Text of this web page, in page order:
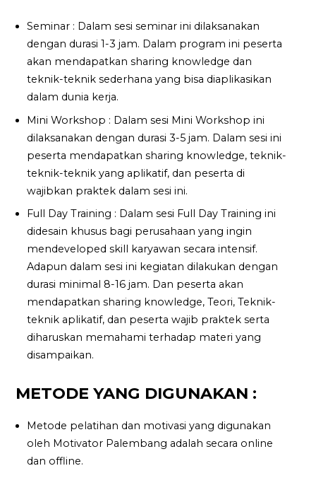
Seminar : Dalam sesi seminar ini dilaksanakan
dengan durasi 1-3 jam. Dalam program ini peserta
akan mendapatkan sharing knowledge dan
teknik-teknik sederhana yang bisa diaplikasikan
dalam dunia kerja.
Mini Workshop : Dalam sesi Mini Workshop ini
dilaksanakan dengan durasi 3-5 jam. Dalam sesi ini
peserta mendapatkan sharing knowledge, teknik-
teknik-teknik yang aplikatif, dan peserta di
wajibkan praktek dalam sesi ini.
Full Day Training : Dalam sesi Full Day Training ini
didesain khusus bagi perusahaan yang ingin
mendeveloped skill karyawan secara intensif.
Adapun dalam sesi ini kegiatan dilakukan dengan
durasi minimal 8-16 jam. Dan peserta akan
mendapatkan sharing knowledge, Teori, Teknik-
teknik aplikatif, dan peserta wajib praktek serta
diharuskan memahami terhadap materi yang
disampaikan.
METODE YANG DIGUNAKAN :
Metode pelatihan dan motivasi yang digunakan
oleh Motivator Palembang adalah secara online
dan offline.